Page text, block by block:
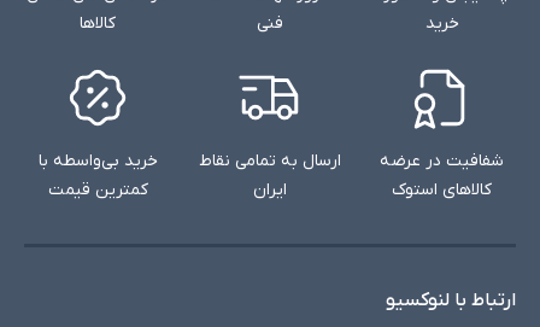
خرید
فنی
کالاها
شفافیت در عرضه
کالاهای استوک
ارسال به تمامی نقاط
ایران
خرید بی‌واسطه با
کمترین قیمت
ارتباط با لنوکسیو